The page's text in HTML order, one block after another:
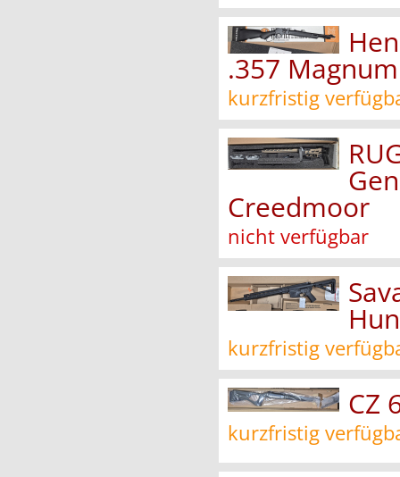
.357 Magnum
kurzfristig
Creedmoor
nicht verfügbar
kurzfristig
CZ
kurzfristig